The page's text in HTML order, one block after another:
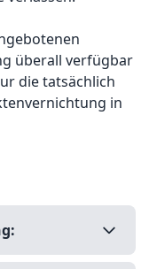
überall verfügbar
die tatsächlich
in